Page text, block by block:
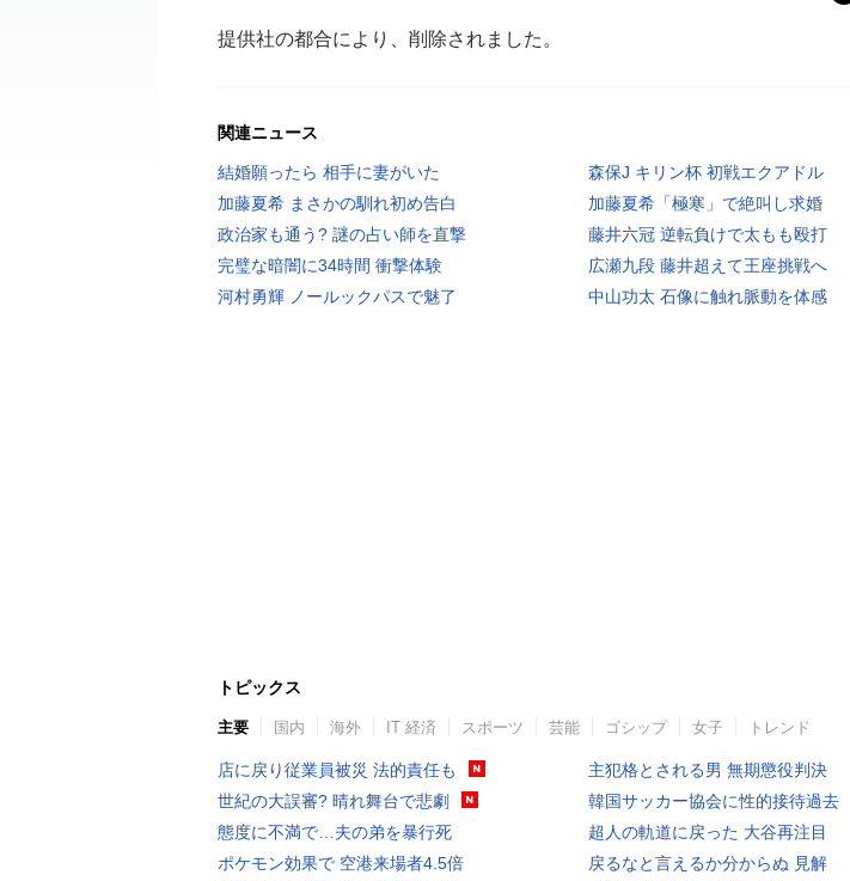
提供社の都合により、削除されました。
関連ニュース
結婚願ったら 相手に妻がいた
森保J キリン杯 初戦エクアドル
加藤夏希 まさかの馴れ初め告白
加藤夏希「極寒」で絶叫し求婚
政治家も通う? 謎の占い師を直撃
藤井六冠 逆転負けで太もも殴打
完璧な暗闇に34時間 衝撃体験
広瀬九段 藤井超えて王座挑戦へ
河村勇輝 ノールックパスで魅了
中山功太 石像に触れ脈動を体感
トピックス
主要 国内 海外 IT 経済 スポーツ 芸能 ゴシップ 女子 トレンド
店に戻り従業員被災 法的責任も
世紀の大誤審? 晴れ舞台で悲劇
態度に不満で…夫の弟を暴行死
ポケモン効果で 空港来場者4.5倍
主犯格とされる男 無期懲役判決
韓国サッカー協会に性的接待過去
超人の軌道に戻った 大谷再注目
戻るなと言えるか分からぬ 見解